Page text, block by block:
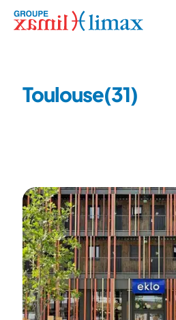
Toulouse(31)